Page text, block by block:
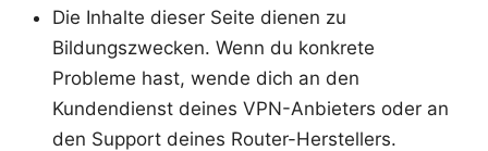
Die Inhalte dieser Seite dienen zu
Bildungszwecken. Wenn du konkrete
Probleme hast, wende dich an den
Kundendienst deines VPN-Anbieters oder an
den Support deines Router-Herstellers.